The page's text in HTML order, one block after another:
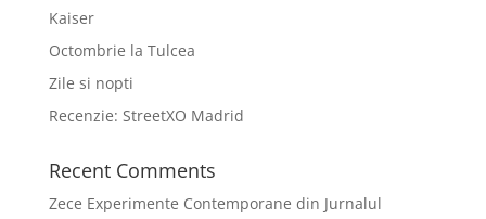
Kaiser
Octombrie la Tulcea
Zile si nopti
Recenzie: StreetXO Madrid
Recent Comments
Zece Experimente Contemporane din Jurnalul